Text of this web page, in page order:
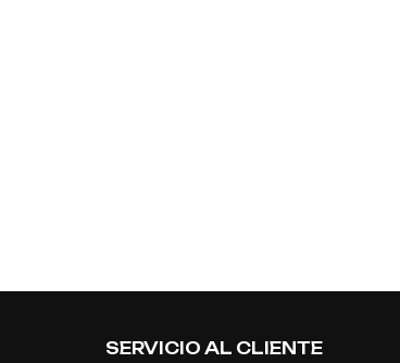
SERVICIO AL CLIENTE